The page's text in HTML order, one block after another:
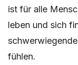
ist für alle
leben und sich
fühlen.